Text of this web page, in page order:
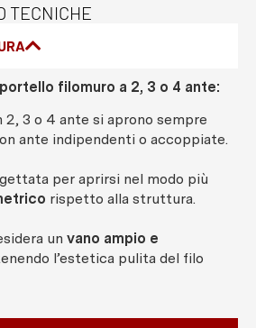
TECNICHE
filomuro a 2, 3 o 4 ante:
2, 3 o 4 ante si aprono sempre
ante indipendenti o accoppiate.
per aprirsi nel modo più
rispetto alla struttura.
un vano ampio e
l’estetica pulita del filo